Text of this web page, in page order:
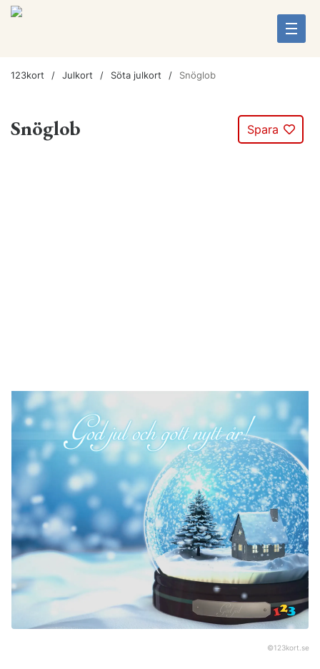
123kort Julkort Söta julkort Snöglob
Snöglob Spara
©123kort.se